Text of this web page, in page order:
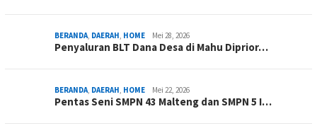
BERANDA DAERAH HOME Mei 28, 2026
Penyaluran BLT Dana Desa di Mahu Diprior…
BERANDA DAERAH HOME Mei 22, 2026
Pentas Seni SMPN 43 Malteng dan SMPN 5 I…